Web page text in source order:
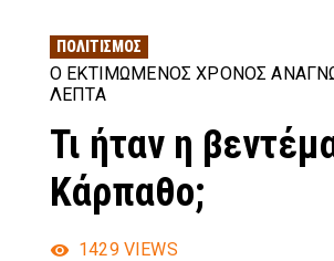
ΠΟΛΙΤΙΣΜΌΣ
Ο ΕΚΤΙΜΏΜΕΝΟΣ ΧΡΌΝΟΣ
ΛΕΠΤΆ
Τι ήταν η
Κάρπαθο;
1429 VIEWS